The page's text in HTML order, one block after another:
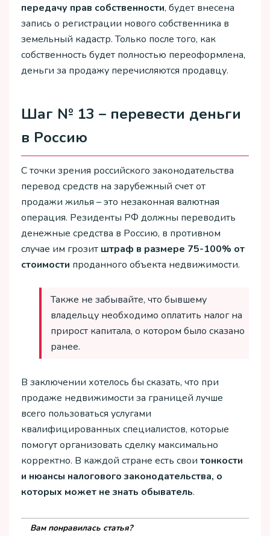
передачу прав собственности, будет внесена
запись о регистрации нового собственника в
земельный кадастр. Только после того, как
собственность будет полностью переоформлена,
деньги за продажу перечисляются продавцу.
Шаг № 13 – перевести деньги
в Россию
С точки зрения российского законодательства
перевод средств на зарубежный счет от
продажи жилья – это незаконная валютная
операция. Резиденты РФ должны переводить
денежные средства в Россию, в противном
случае им грозит штраф в размере 75-100% от
стоимости проданного объекта недвижимости.
Также не забывайте, что бывшему
владельцу необходимо оплатить налог на
прирост капитала, о котором было сказано
ранее.
В заключении хотелось бы сказать, что при
продаже недвижимости за границей лучше
всего пользоваться услугами
квалифицированных специалистов, которые
помогут организовать сделку максимально
корректно. В каждой стране есть свои тонкости
и нюансы налогового законодательства, о
которых может не знать обыватель.
Вам понравилась статья?